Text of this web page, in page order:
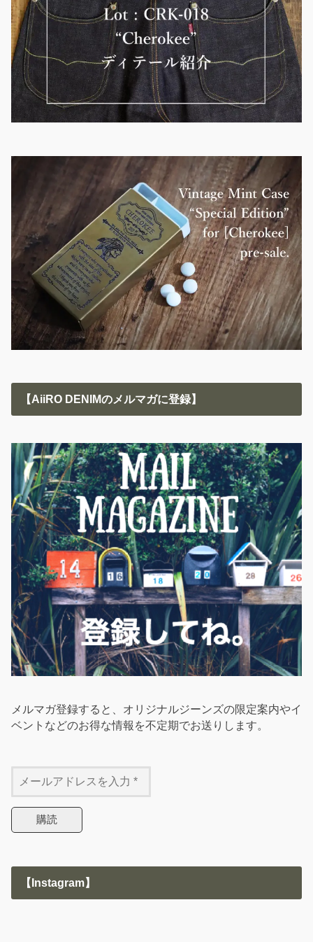
【AiiRO DENIMのメルマガに登録】
メルマガ登録すると、オリジナルジーンズの限定案内やイ
ベントなどのお得な情報を不定期でお送りします。
【Instagram】